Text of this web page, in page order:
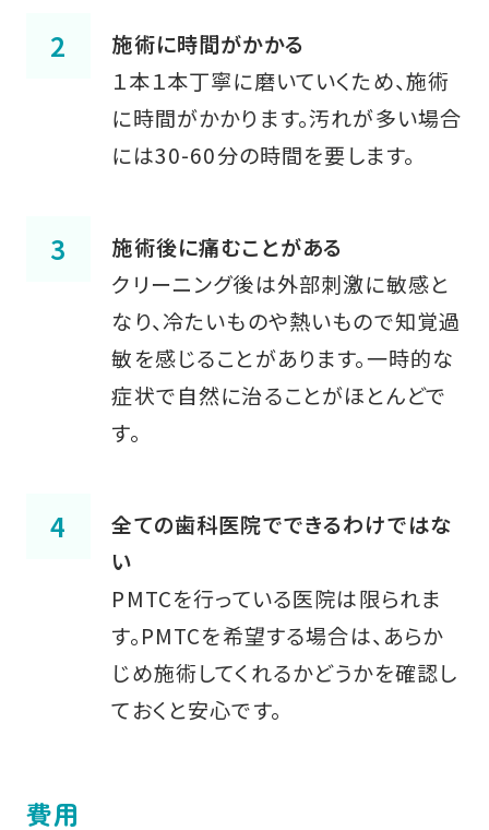
施術に時間がかかる
１本１本丁寧に磨いていくため、施術
に時間がかかります。汚れが多い場合
には30-60分の時間を要します。
施術後に痛むことがある
クリーニング後は外部刺激に敏感と
なり、冷たいものや熱いもので知覚過
敏を感じることがあります。一時的な
症状で自然に治ることがほとんどで
す。
全ての歯科医院でできるわけではな
い
PMTCを行っている医院は限られま
す。PMTCを希望する場合は、あらか
じめ施術してくれるかどうかを確認し
ておくと安心です。
費用